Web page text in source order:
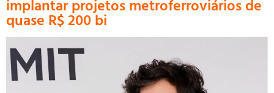
implantar projetos metroferroviários de
quase R$ 200 bi